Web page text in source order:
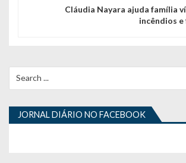
ã
o
d
Cláudia Nayara ajuda família
incêndios e
for:
JORNAL DIÁRIO NO FACEBOOK